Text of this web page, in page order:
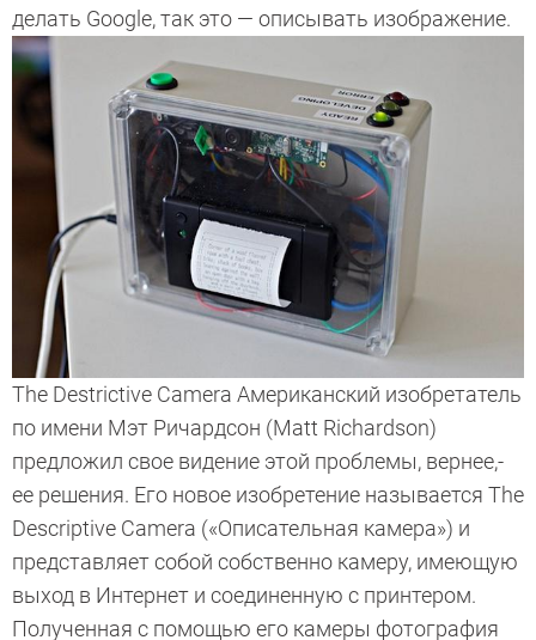
делать Google, так это — описывать изображение.
The Destrictive Camera Американский изобретатель
по имени Мэт Ричардсон (Matt Richardson)
предложил свое видение этой проблемы, вернее,-
ее решения. Его новое изобретение называется The
Descriptive Camera («Описательная камера») и
представляет собой собственно камеру, имеющую
выход в Интернет и соединенную с принтером.
Полученная с помощью его камеры фотография